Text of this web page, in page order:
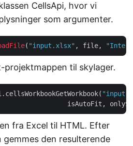
CellsApi, hvor vi
som argumenter.
( "input.xlsx" , file,
projektmappen til skylager.
isAutoFit,
fra Excel til HTML. Efter
den resulterende